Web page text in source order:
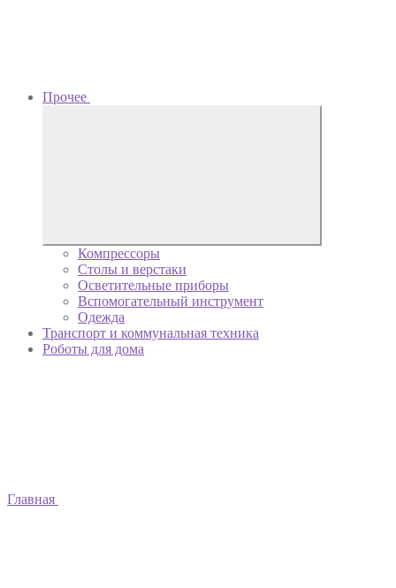
Прочее
Компрессоры
Столы и верстаки
Осветительные приборы
Вспомогательный инструмент
Одежда
Транспорт и коммунальная техника
Роботы для дома
Главная